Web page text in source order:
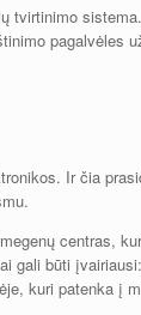
pagalvėles
Ir čia
centras,
gali būti
kuri patenka į